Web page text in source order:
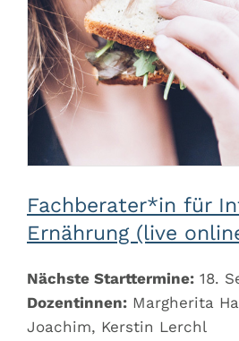
Fachberater*in für
Ernährung (live
Nächste Starttermine: 18.
Dozentinnen: Margherita
Joachim, Kerstin Lerchl